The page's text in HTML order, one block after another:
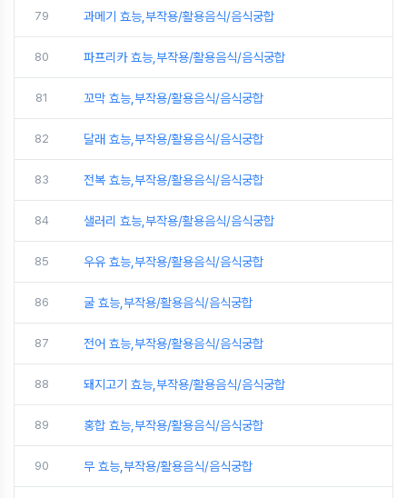
79 과메기 효능,부작용/활용음식/음식궁합
80 파프리카 효능,부작용/활용음식/음식궁합
81 꼬막 효능,부작용/활용음식/음식궁합
82 달래 효능,부작용/활용음식/음식궁합
83 전복 효능,부작용/활용음식/음식궁합
84 샐러리 효능,부작용/활용음식/음식궁합
85 우유 효능,부작용/활용음식/음식궁합
86 굴 효능,부작용/활용음식/음식궁합
87 전어 효능,부작용/활용음식/음식궁합
88 돼지고기 효능,부작용/활용음식/음식궁합
89 홍합 효능,부작용/활용음식/음식궁합
90 무 효능,부작용/활용음식/음식궁합